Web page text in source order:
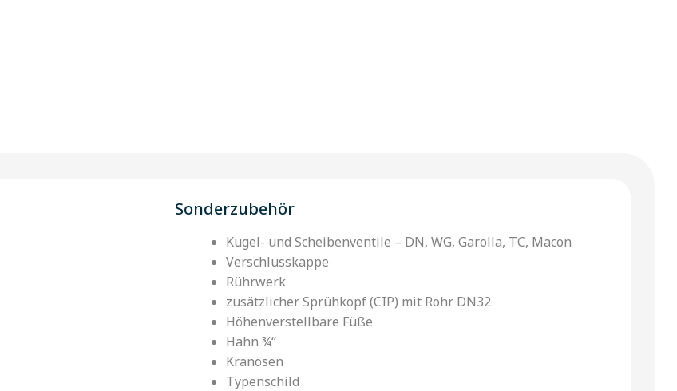
Sonderzubehör
Kugel- und Scheibenventile – DN, WG, Garolla, TC, Macon
Verschlusskappe
Rührwerk
zusätzlicher Sprühkopf (CIP) mit Rohr DN32
Höhenverstellbare Füße
Hahn ¾‘‘
Kranösen
Typenschild